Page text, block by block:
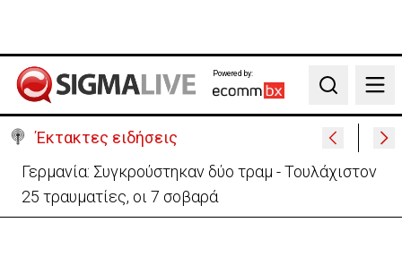
Powered by:
Search
Έκτακτες ειδήσεις
Αυτά είναι τα νέα Διοικητικά Συμβούλια των
Ημικρατικών Οργανισμών